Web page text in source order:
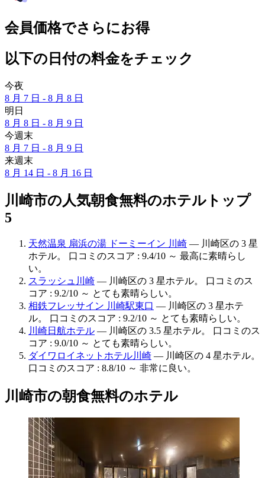
会員価格でさらにお得
以下の日付の料金をチェック
今夜
8 月 7 日 - 8 月 8 日
明日
8 月 8 日 - 8 月 9 日
今週末
8 月 7 日 - 8 月 9 日
来週末
8 月 14 日 - 8 月 16 日
川崎市の人気朝食無料のホテルトップ
5
天然温泉 扇浜の湯 ドーミーイン 川崎 — 川崎区の 3 星
ホテル。 口コミのスコア : 9.4/10 ～ 最高に素晴らし
い。
スラッシュ川崎 — 川崎区の 3 星ホテル。 口コミのス
コア : 9.2/10 ～ とても素晴らしい。
相鉄フレッサイン 川崎駅東口 — 川崎区の 3 星ホテ
ル。 口コミのスコア : 9.2/10 ～ とても素晴らしい。
川崎日航ホテル — 川崎区の 3.5 星ホテル。 口コミのス
コア : 9.0/10 ～ とても素晴らしい。
ダイワロイネットホテル川崎 — 川崎区の 4 星ホテル。
口コミのスコア : 8.8/10 ～ 非常に良い。
川崎市の朝食無料のホテル